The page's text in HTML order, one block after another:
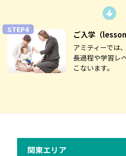
STEP4 ご入学 （
アミティーでは
長過程や学習レ
こないます。
関東エリア